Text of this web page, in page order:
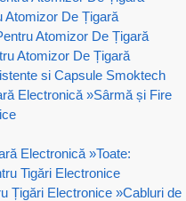
Atomizor De Țigară
Atomizor De Țigară
Atomizor De Țigară
si Capsule Smoktech
Electronică »Sârmă și Fire
Electronică »Toate:
Tigări Electronice
Țigări Electronice »Cabluri de